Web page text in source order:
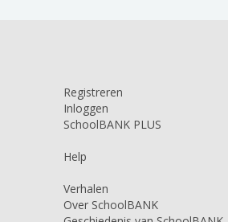
Registreren
Inloggen
SchoolBANK PLUS
Help
Verhalen
Over SchoolBANK